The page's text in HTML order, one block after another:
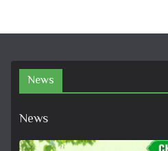
News
News